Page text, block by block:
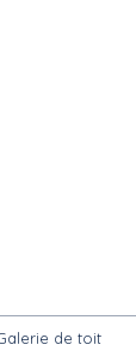
de toit